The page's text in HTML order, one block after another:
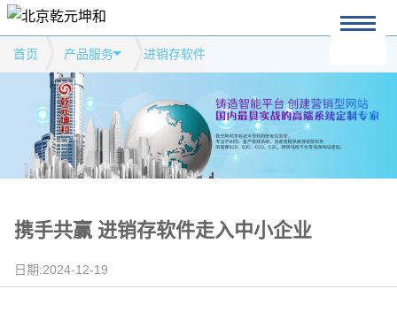
首页 产品服务 进销存软件
携手共赢 进销存软件走入中小企业
日期:2024-12-19